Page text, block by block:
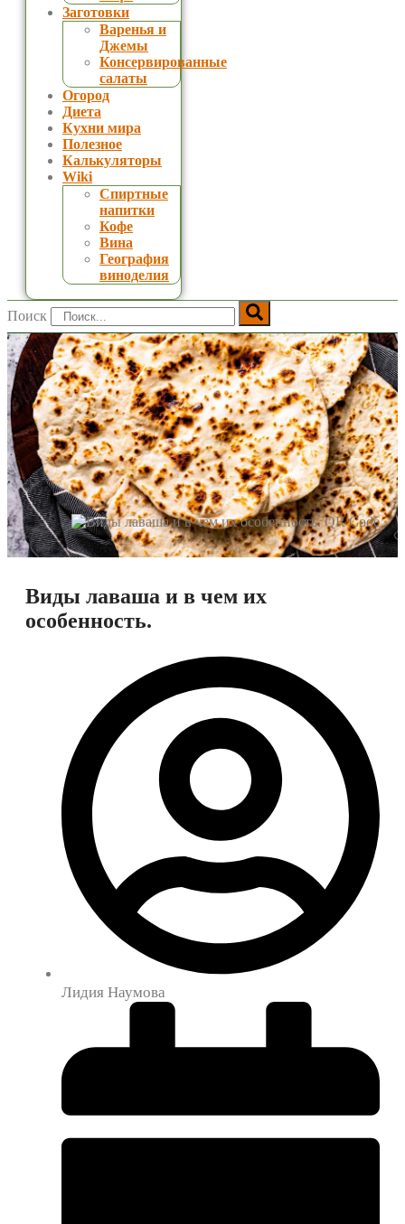
Заготовки
Варенья и
Джемы
Консервированные
салаты
Огород
Диета
Кухни мира
Полезное
Калькуляторы
Wiki
Спиртные
напитки
Кофе
Вина
География
виноделия
Поиск
Виды лаваша и в чем их
особенность.
Лидия Наумова